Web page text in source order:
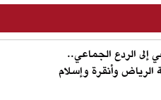
إلى الردع الجماعي..
الرياض وأنقرة وإسلام